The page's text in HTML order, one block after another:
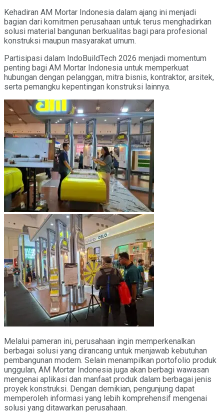
Kehadiran AM Mortar Indonesia dalam ajang ini menjadi
bagian dari komitmen perusahaan untuk terus menghadirkan
solusi material bangunan berkualitas bagi para profesional
konstruksi maupun masyarakat umum.
Partisipasi dalam IndoBuildTech 2026 menjadi momentum
penting bagi AM Mortar Indonesia untuk memperkuat
hubungan dengan pelanggan, mitra bisnis, kontraktor, arsitek,
serta pemangku kepentingan konstruksi lainnya.
Melalui pameran ini, perusahaan ingin memperkenalkan
berbagai solusi yang dirancang untuk menjawab kebutuhan
pembangunan modern. Selain menampilkan portofolio produk
unggulan, AM Mortar Indonesia juga akan berbagi wawasan
mengenai aplikasi dan manfaat produk dalam berbagai jenis
proyek konstruksi. Dengan demikian, pengunjung dapat
memperoleh informasi yang lebih komprehensif mengenai
solusi yang ditawarkan perusahaan.